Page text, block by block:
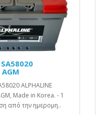
AGM
ALPHALINE
Made in Korea. - 1
από την ημερομη..